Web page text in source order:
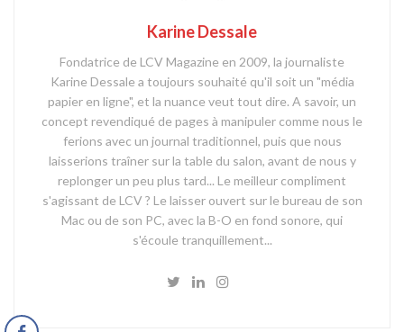
Karine Dessale
Fondatrice de LCV Magazine en 2009, la journaliste
Karine Dessale a toujours souhaité qu'il soit un "média
papier en ligne", et la nuance veut tout dire. A savoir, un
concept revendiqué de pages à manipuler comme nous le
ferions avec un journal traditionnel, puis que nous
laisserions traîner sur la table du salon, avant de nous y
replonger un peu plus tard... Le meilleur compliment
s'agissant de LCV ? Le laisser ouvert sur le bureau de son
Mac ou de son PC, avec la B-O en fond sonore, qui
s'écoule tranquillement...